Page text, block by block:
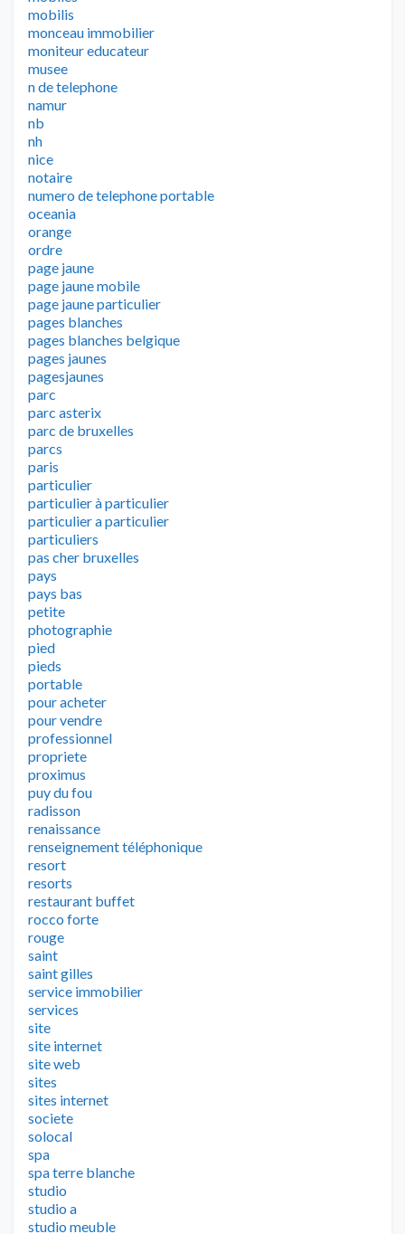
mobilis
monceau immobilier
moniteur educateur
musee
n de telephone
namur
nb
nh
nice
notaire
numero de telephone portable
oceania
orange
ordre
page jaune
page jaune mobile
page jaune particulier
pages blanches
pages blanches belgique
pages jaunes
pagesjaunes
parc
parc asterix
parc de bruxelles
parcs
paris
particulier
particulier à particulier
particulier a particulier
particuliers
pas cher bruxelles
pays
pays bas
petite
photographie
pied
pieds
portable
pour acheter
pour vendre
professionnel
propriete
proximus
puy du fou
radisson
renaissance
renseignement téléphonique
resort
resorts
restaurant buffet
rocco forte
rouge
saint
saint gilles
service immobilier
services
site
site internet
site web
sites
sites internet
societe
solocal
spa
spa terre blanche
studio
studio a
studio meuble